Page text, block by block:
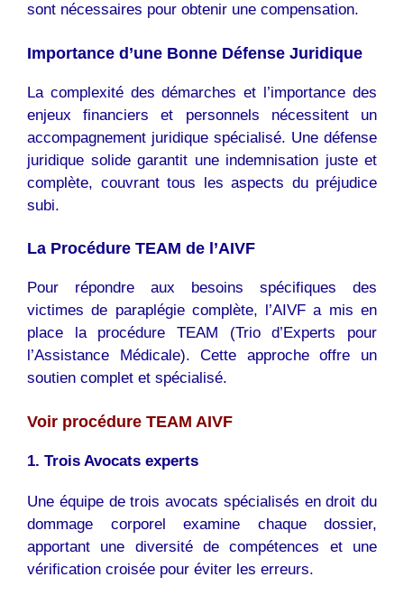
sont nécessaires pour obtenir une compensation.
Importance d’une Bonne Défense Juridique
La complexité des démarches et l’importance des
enjeux financiers et personnels nécessitent un
accompagnement juridique spécialisé. Une défense
juridique solide garantit une indemnisation juste et
complète, couvrant tous les aspects du préjudice
subi.
La Procédure TEAM de l’AIVF
Pour répondre aux besoins spécifiques des
victimes de paraplégie complète, l’AIVF a mis en
place la procédure TEAM (Trio d’Experts pour
l’Assistance Médicale). Cette approche offre un
soutien complet et spécialisé.
Voir procédure TEAM AIVF
1. Trois Avocats experts
Une équipe de trois avocats spécialisés en droit du
dommage corporel examine chaque dossier,
apportant une diversité de compétences et une
vérification croisée pour éviter les erreurs.